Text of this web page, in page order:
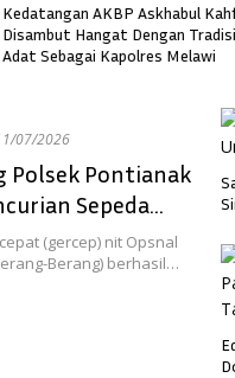
Cepat, Personel Polsek Sayan
Tindak Lanjuti Hotspot Satelit
dengan Ground Check di Dua Desa
07/2026
Polsek Pontianak
Sepeda
cepat (gercep) nit Opsnal
Berang) berhasil…